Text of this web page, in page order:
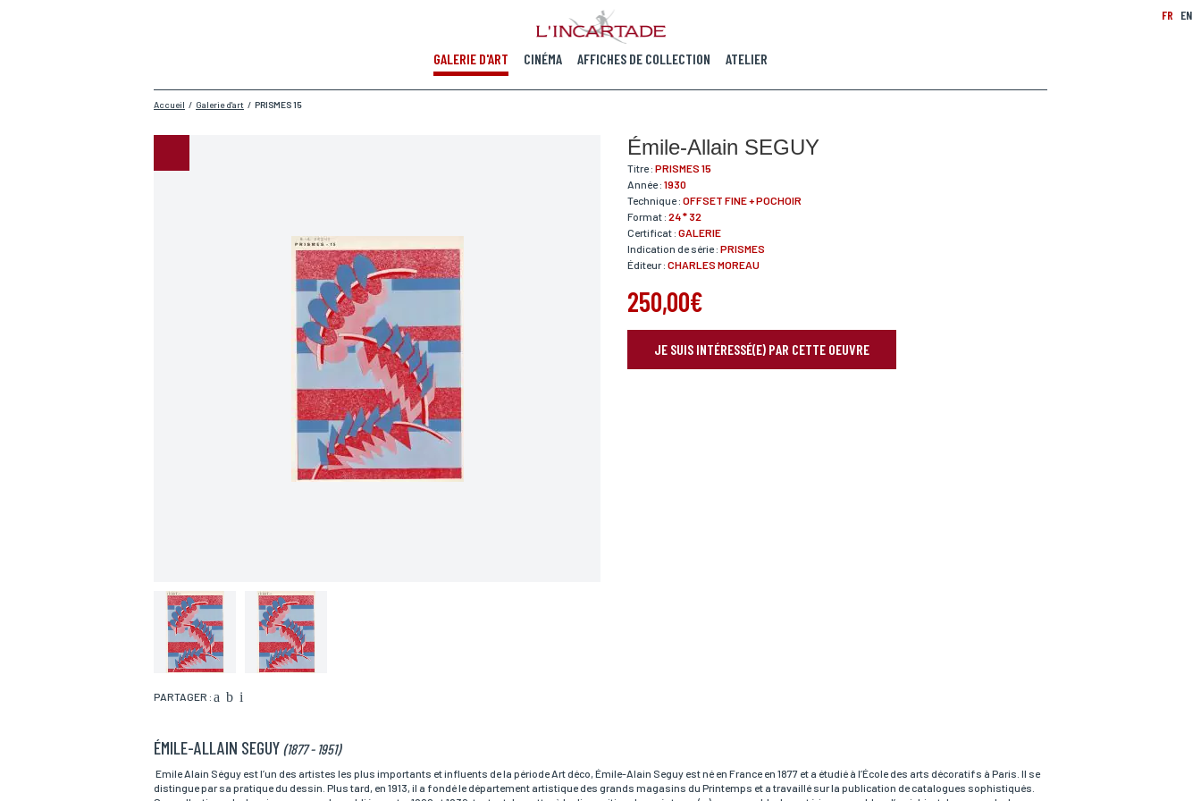
GALERIE D'ART CINÉMA AFFICHES DE COLLECTION ATELIER
FR EN
Accueil / Galerie d'art / PRISMES 15
PARTAGER :
Émile-Allain SEGUY
Titre : PRISMES 15
Année : 1930
Technique : OFFSET FINE + POCHOIR
Format : 24 * 32
Certificat : GALERIE
Indication de série : PRISMES
Éditeur : CHARLES MOREAU
250,00€
JE SUIS INTÉRESSÉ(E) PAR CETTE OEUVRE
Nom*
ÉMILE-ALLAIN SEGUY (1877 - 1951)
Emile Alain Séguy est l’un des artistes les plus importants et influents de la période Art déco, Émile-Alain Seguy est né en France en 1877 et a étudié à l’École des arts décoratifs à Paris. Il se
distingue par sa pratique du dessin. Plus tard, en 1913, il a fondé le département artistique des grands magasins du Printemps et a travaillé sur la publication de catalogues sophistiqués.